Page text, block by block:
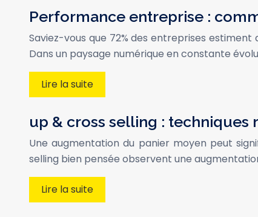
Performance entreprise :
Saviez-vous que 72% des entreprises
Dans un paysage numérique en constante
Lire la suite
up & cross selling :
Une augmentation du panier moyen peut
selling bien pensée observent une
Lire la suite